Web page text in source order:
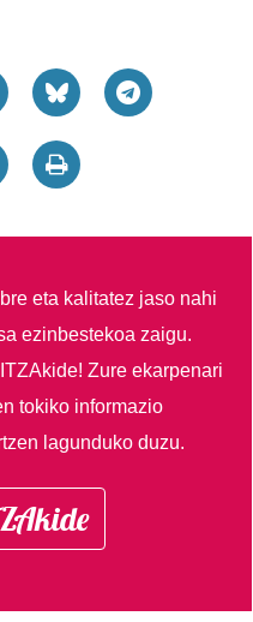
eta kalitatez jaso nahi
ezinbestekoa zaigu.
Zure ekarpenari
tokiko informazio
lagunduko duzu.